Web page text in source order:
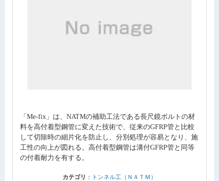
「Me-fix」は、NATMの補助工法である長尺鏡ボルトの材
料を高付着型鋼管に変えた技術で、従来のGFRP管と比較
して切除時の細片化を防止し、分別処理が容易となり、施
工性の向上が図れる。高付着型鋼管は溝付GFRP管と同等
の付着耐力を有する。
カテゴリ ：
トンネル工（ＮＡＴＭ）